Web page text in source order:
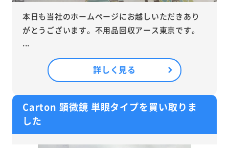
本日も当社のホームページにお越しいただきあり
がとうございます。不用品回収アース東京です。
...
詳しく見る
Carton 顕微鏡 単眼タイプを買い取りま
した